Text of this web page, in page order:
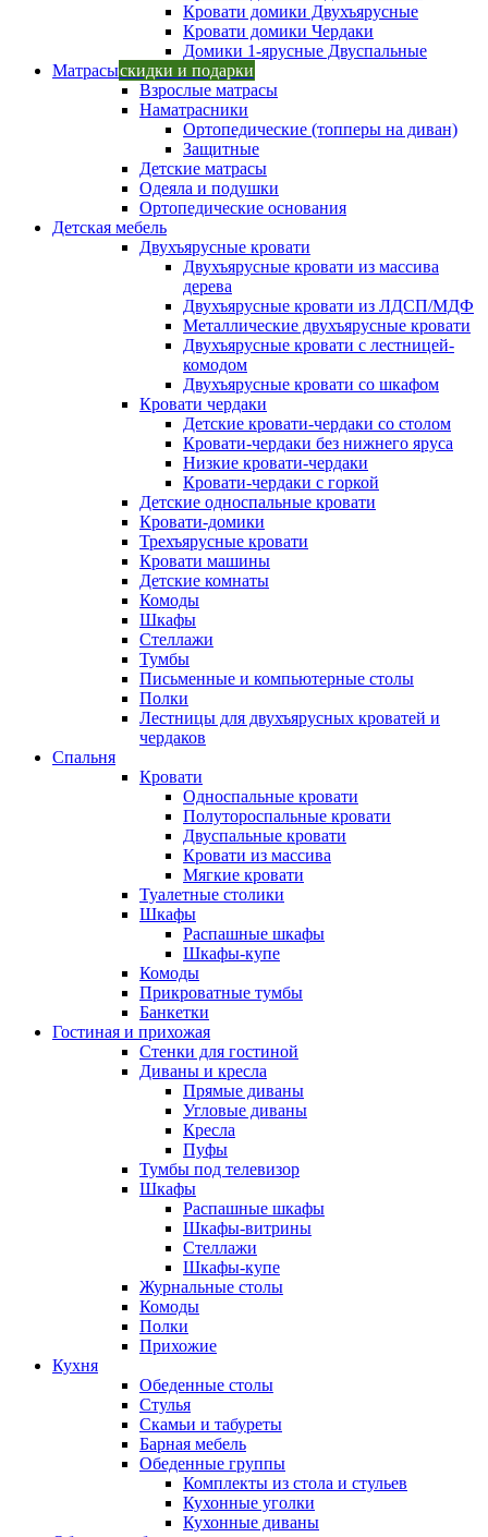
Кровати домики Двухъярусные
Кровати домики Чердаки
Домики 1-ярусные Двуспальные
Матрасыскидки и подарки
Взрослые матрасы
Наматрасники
Ортопедические (топперы на диван)
Защитные
Детские матрасы
Одеяла и подушки
Ортопедические основания
Детская мебель
Двухъярусные кровати
Двухъярусные кровати из массива
дерева
Двухъярусные кровати из ЛДСП/МДФ
Металлические двухъярусные кровати
Двухъярусные кровати с лестницей-
комодом
Двухъярусные кровати со шкафом
Кровати чердаки
Детские кровати-чердаки со столом
Кровати-чердаки без нижнего яруса
Низкие кровати-чердаки
Кровати-чердаки с горкой
Детские односпальные кровати
Кровати-домики
Трехъярусные кровати
Кровати машины
Детские комнаты
Комоды
Шкафы
Стеллажи
Тумбы
Письменные и компьютерные столы
Полки
Лестницы для двухъярусных кроватей и
чердаков
Спальня
Кровати
Односпальные кровати
Полутороспальные кровати
Двуспальные кровати
Кровати из массива
Мягкие кровати
Туалетные столики
Шкафы
Распашные шкафы
Шкафы-купе
Комоды
Прикроватные тумбы
Банкетки
Гостиная и прихожая
Стенки для гостиной
Диваны и кресла
Прямые диваны
Угловые диваны
Кресла
Пуфы
Тумбы под телевизор
Шкафы
Распашные шкафы
Шкафы-витрины
Стеллажи
Шкафы-купе
Журнальные столы
Комоды
Полки
Прихожие
Кухня
Обеденные столы
Стулья
Скамьи и табуреты
Барная мебель
Обеденные группы
Комплекты из стола и стульев
Кухонные уголки
Кухонные диваны